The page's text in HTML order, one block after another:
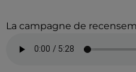
La campagne de